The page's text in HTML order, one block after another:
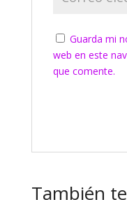
Guarda mi
web en este
que comente.
También